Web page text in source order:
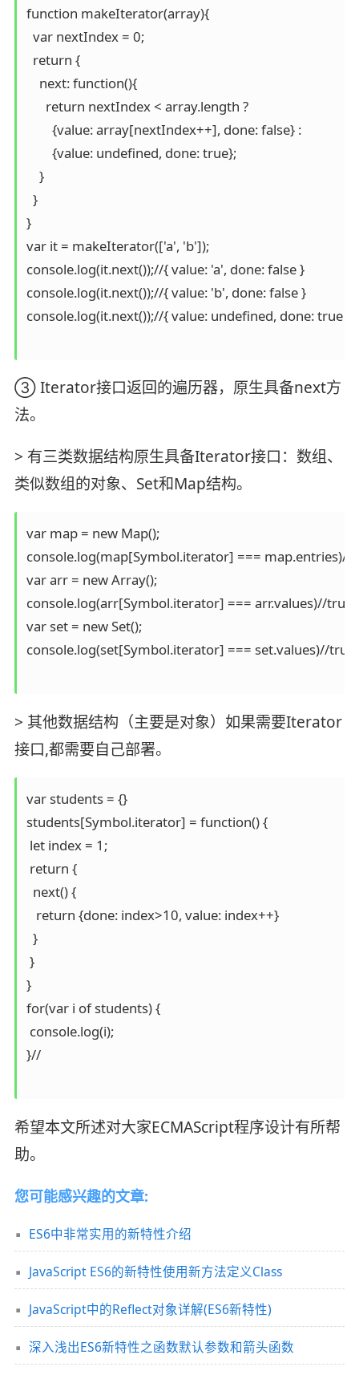
function makeIterator(array){
  var nextIndex = 0;
  return {
    next: function(){
      return nextIndex < array.length ?
        {value: array[nextIndex++], done: false} :
        {value: undefined, done: true};
    }
  }
}
var it = makeIterator(['a', 'b']);
console.log(it.next());//{ value: 'a', done: false }
console.log(it.next());//{ value: 'b', done: false }
console.log(it.next());//{ value: undefined, done: true }
③ Iterator接口返回的遍历器，原生具备next方
法。
> 有三类数据结构原生具备Iterator接口：数组、
类似数组的对象、Set和Map结构。
var map = new Map();
console.log(map[Symbol.iterator] === map.entries)//
var arr = new Array();
console.log(arr[Symbol.iterator] === arr.values)//true
var set = new Set();
console.log(set[Symbol.iterator] === set.values)//true
> 其他数据结构（主要是对象）如果需要Iterator
接口,都需要自己部署。
var students = {}
students[Symbol.iterator] = function() {
let index = 1;
return {
  next() {
   return {done: index>10, value: index++}
  }
}
}
for(var i of students) {
console.log(i);
}//
希望本文所述对大家ECMAScript程序设计有所帮
助。
您可能感兴趣的文章:
ES6中非常实用的新特性介绍
JavaScript ES6的新特性使用新方法定义Class
JavaScript中的Reflect对象详解(ES6新特性)
深入浅出ES6新特性之函数默认参数和箭头函数